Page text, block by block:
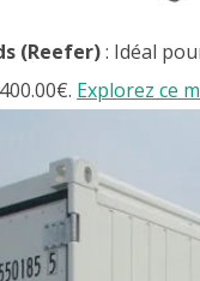
(Reefer): Idéal
. Explorez ce